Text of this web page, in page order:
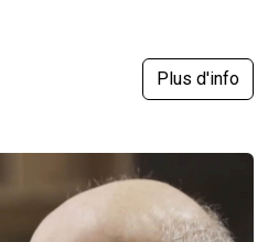
Plus d'info